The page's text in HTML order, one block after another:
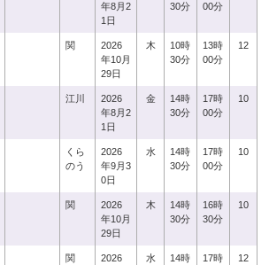
年8月2
1日
30分
00分
関
2026
年10月
29日
木
10時
30分
13時
00分
12
江川
2026
年8月2
1日
金
14時
30分
17時
00分
10
くら
のう
2026
年9月3
0日
水
14時
30分
17時
00分
10
関
2026
年10月
29日
木
14時
30分
16時
30分
10
関
2026
水
14時
17時
12